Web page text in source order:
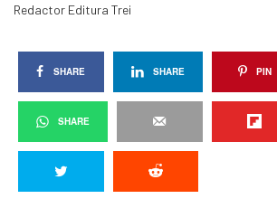
Redactor Editura Trei
SHARE SHARE PIN
SHARE